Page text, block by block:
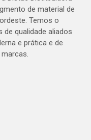
de material de
Temos o
qualidade aliados
e prática e de